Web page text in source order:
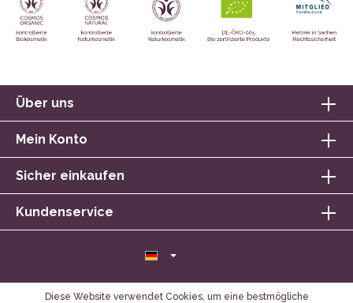
Über uns
Mein Konto
Sicher einkaufen
Kundenservice
Diese Website verwendet Cookies, um eine bestmögliche